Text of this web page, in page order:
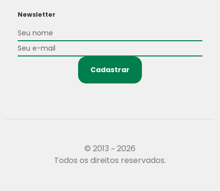
Newsletter
Cadastrar
© 2013 ~ 2026
Todos os direitos reservados.